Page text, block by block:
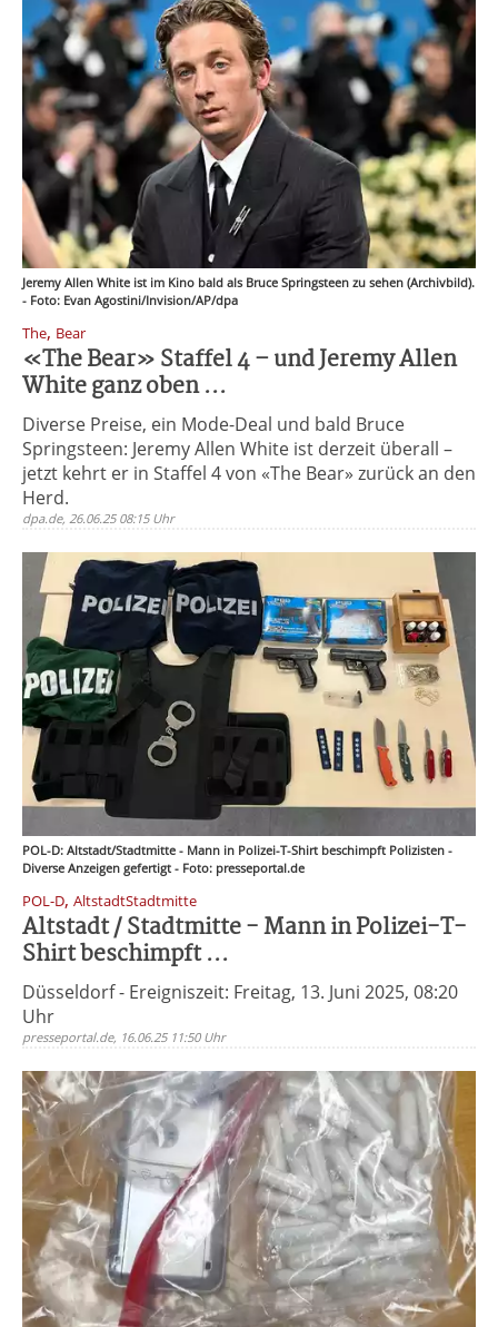
Jeremy Allen White ist im Kino bald als Bruce Springsteen zu sehen (Archivbild).
- Foto: Evan Agostini/Invision/AP/dpa
The, Bear
«The Bear» Staffel 4 – und Jeremy Allen
White ganz oben ...
Diverse Preise, ein Mode-Deal und bald Bruce
Springsteen: Jeremy Allen White ist derzeit überall –
jetzt kehrt er in Staffel 4 von «The Bear» zurück an den
Herd.
dpa.de, 26.06.25 08:15 Uhr
POL-D: Altstadt/Stadtmitte - Mann in Polizei-T-Shirt beschimpft Polizisten -
Diverse Anzeigen gefertigt - Foto: presseportal.de
POL-D, AltstadtStadtmitte
Altstadt / Stadtmitte - Mann in Polizei-T-
Shirt beschimpft ...
Düsseldorf - Ereigniszeit: Freitag, 13. Juni 2025, 08:20
Uhr
presseportal.de, 16.06.25 11:50 Uhr